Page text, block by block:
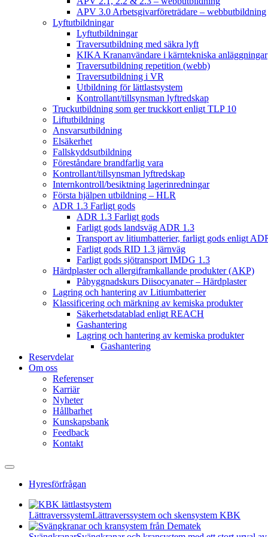
APV 3.0 Arbetsgivarföreträdare – webbutbildning
Lyftutbildningar
Lyftutbildningar
Traversutbildning med säkra lyft
KIKA Krananvändare i kärntekniska anläggningar
Traversutbildning repetition (webb)
Traversutbildning i VR
Utbildning för lättlastsystem
Kontrollant/tillsynsman lyftredskap
Truckutbildning som ger truckkort enligt TLP 10
Liftutbildning
Ansvarsutbildning
Elsäkerhet
Fallskyddsutbildning
Föreståndare brandfarlig vara
Kontrollant/tillsynsman lyftredskap
Internkontroll/besiktning lagerinredningar
Första hjälpen utbildning – HLR
ADR 1.3 Farligt gods
ADR 1.3 Farligt gods
Farligt gods landsväg ADR 1.3
Transport av litiumbatterier, farligt gods enligt
Farligt gods RID 1.3 järnväg
Farligt gods sjötransport IMDG 1.3
Härdplaster och allergiframkallande produkter (AKP)
Påbyggnadskurs Diisocyanater – Härdplaster
Lagring och hantering av Litiumbatterier
Klassificering och märkning av kemiska produkter
Säkerhetsdatablad enligt REACH
Gashantering
Lagring och hantering av kemiska produkter
Gashantering
Reservdelar
Om oss
Referenser
Karriär
Nyheter
Hållbarhet
Kunskapsbank
Feedback
Kontakt
Hyresförfrågan
LättraverssystemLättraverssystem och skensystem KBK